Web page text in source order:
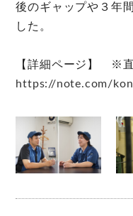
後のギャップや３年
した。
【詳細ページ】 ※直
https://note.com/